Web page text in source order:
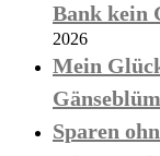
Bank kein
2026
Mein
Sparen